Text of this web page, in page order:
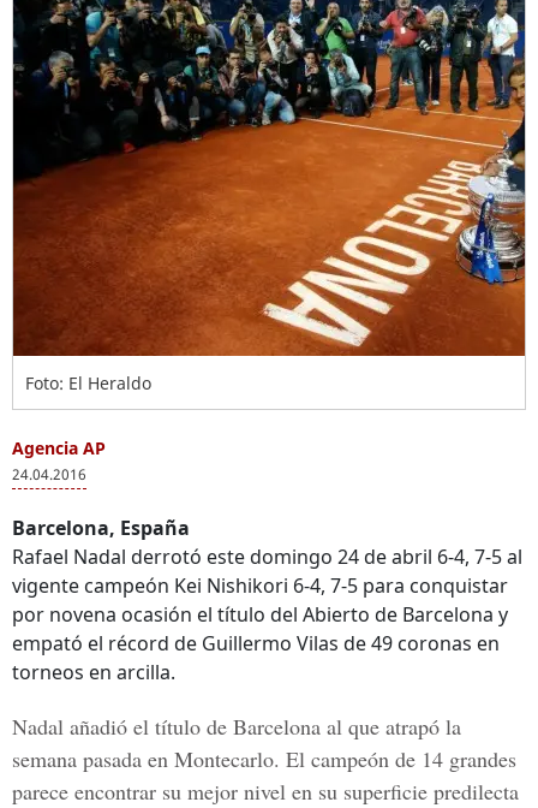
Foto: El Heraldo
Agencia AP
24.04.2016
Barcelona, España
Rafael Nadal derrotó este domingo 24 de abril 6-4, 7-5 al
vigente campeón Kei Nishikori 6-4, 7-5 para conquistar
por novena ocasión el título del Abierto de Barcelona y
empató el récord de Guillermo Vilas de 49 coronas en
torneos en arcilla.
Nadal añadió el título de Barcelona al que atrapó la
semana pasada en Montecarlo. El campeón de 14 grandes
parece encontrar su mejor nivel en su superficie predilecta